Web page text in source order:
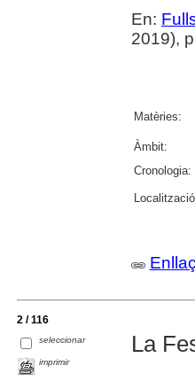
En:
2019),
Matèries:
Àmbit:
Cronologia:
2 / 116
seleccionar
imprimir
La